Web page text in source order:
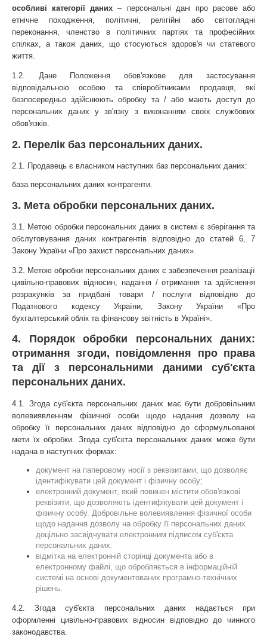
особливі категорії даних – персональні дані про расове або
етнічне походження, політичні, релігійні або світоглядні
переконання, членство в політичних партіях та професійних
спілках, а також даних, що стосуються здоров'я чи статевого
життя.
1.2. Дане Положення обов'язкове для застосування
відповідальною особою та співробітниками продавця, які
безпосередньо здійснюють обробку та / або мають доступ до
персональних даних у зв'язку з виконанням своїх службових
обов'язків.
2. Перелік баз персональних даних.
2.1. Продавець є власником наступних баз персональних даних:
база персональних даних контрагенти.
3. Мета обробки персональних даних.
3.1. Метою обробки персональних даних в системі є зберігання та
обслуговування даних контрагентів відповідно до статей 6, 7
Закону України «Про захист персональних даних».
3.2. Метою обробки персональних даних є забезпечення реалізації
цивільно-правових відносин, надання / отримання та здійснення
розрахунків за придбані товари / послуги відповідно до
Податкового кодексу України, Закону України «Про
бухгалтерський облік та фінансову звітність в Україні».
4. Порядок обробки персональних даних:
отримання згоди, повідомлення про права
та дії з персональними даними суб'єкта
персональних даних.
4.1. Згода суб'єкта персональних даних має бути добровільним
волевиявленням фізичної особи щодо надання дозволу на
обробку її персональних даних відповідно до сформульованої
мети їх обробки. Згода суб'єкта персональних даних може бути
надана в наступних формах:
документ на паперовому носії з реквізитами, що дозволяє
ідентифікувати цей документ і фізичну особу;
електронний документ, який повинен містити обов'язкові
реквізити, що дозволяють ідентифікувати цей документ і
фізичну особу. Добровільне волевиявлення фізичної особи
щодо надання дозволу на обробку її персональних даних
доцільно засвідчувати електронним підписом суб'єкта
персональних даних.
відмітка на електронній сторінці документа або в
електронному файлі, що обробляється в інформаційній
системі на основі документованих програмно-технічних
рішень.
4.2. Згода суб'єкта персональних даних надається при
оформленні цивільно-правових відносин відповідно до чинного
законодавства.